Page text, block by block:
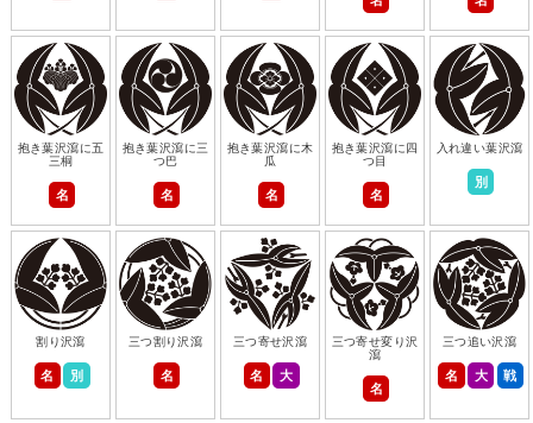
抱き葉沢瀉に五
三桐
名
抱き葉沢瀉に三
つ巴
名
抱き葉沢瀉に木
瓜
名
抱き葉沢瀉に四
つ目
名
入れ違い葉沢瀉
別
割り沢瀉
名 別
三つ割り沢瀉
名
三つ寄せ沢瀉
名 大
三つ寄せ変り沢
瀉
名
三つ追い沢瀉
名 大 戦